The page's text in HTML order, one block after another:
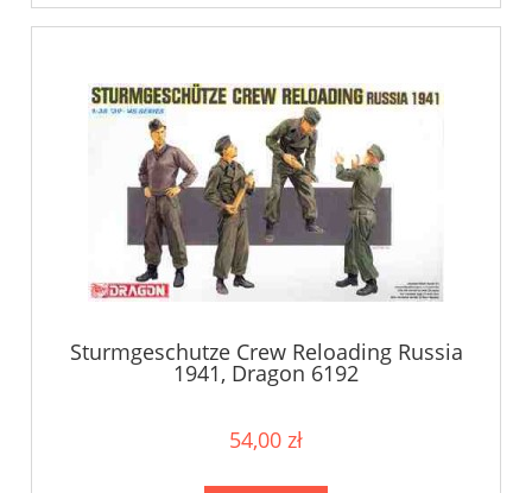
Sturmgeschutze Crew Reloading Russia
1941, Dragon 6192
54,00 zł